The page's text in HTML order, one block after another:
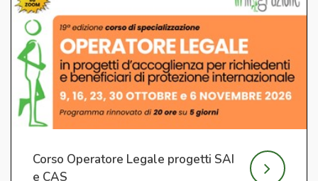
Corso Operatore Legale progetti SAI
e CAS